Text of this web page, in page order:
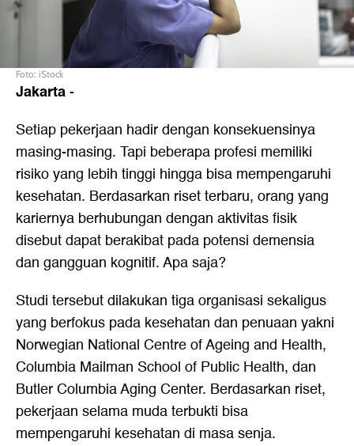
Foto: iStock
Jakarta-
Setiap pekerjaan hadir dengan konsekuensinya
masing-masing. Tapi beberapa profesi memiliki
risiko yang lebih tinggi hingga bisa mempengaruhi
kesehatan. Berdasarkan riset terbaru, orang yang
kariernya berhubungan dengan aktivitas fisik
disebut dapat berakibat pada potensi demensia
dan gangguan kognitif. Apa saja?
Studi tersebut dilakukan tiga organisasi sekaligus
yang berfokus pada kesehatan dan penuaan yakni
Norwegian National Centre of Ageing and Health,
Columbia Mailman School of Public Health, dan
Butler Columbia Aging Center. Berdasarkan riset,
pekerjaan selama muda terbukti bisa
mempengaruhi kesehatan di masa senja.